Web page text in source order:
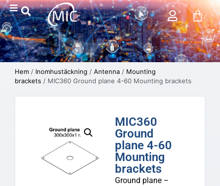
Hem / Inomhustäckning / Antenna / Mounting
brackets / MIC360 Ground plane 4-60 Mounting brackets
MIC360
Ground
plane 4-60
Mounting
brackets
Ground plane –